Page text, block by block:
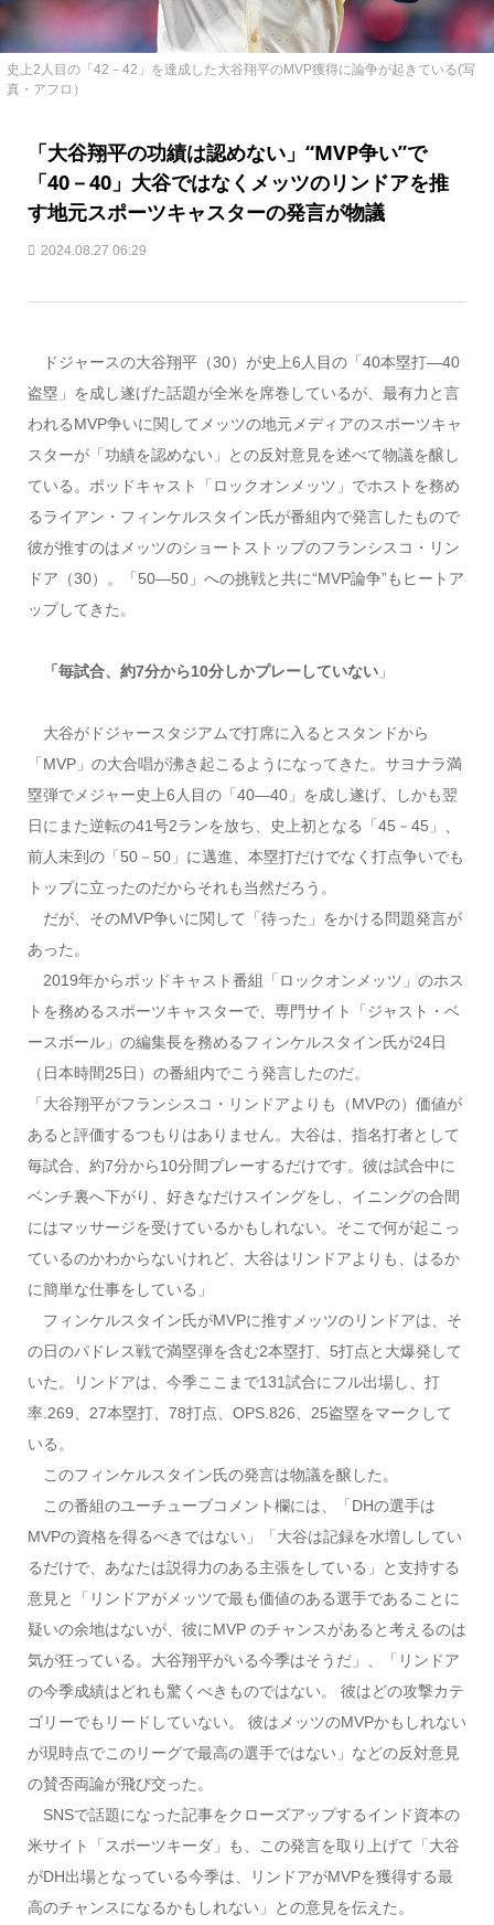
史上2人目の「42－42」を達成した大谷翔平のMVP獲得に論争が起きている(写
真・アフロ）
「大谷翔平の功績は認めない」“MVP争い”で
「40－40」大谷ではなくメッツのリンドアを推
す地元スポーツキャスターの発言が物議
2024.08.27 06:29
ドジャースの大谷翔平（30）が史上6人目の「40本塁打―40
盗塁」を成し遂げた話題が全米を席巻しているが、最有力と言
われるMVP争いに関してメッツの地元メディアのスポーツキャ
スターが「功績を認めない」との反対意見を述べて物議を醸し
ている。ポッドキャスト「ロックオンメッツ」でホストを務め
るライアン・フィンケルスタイン氏が番組内で発言したもので
彼が推すのはメッツのショートストップのフランシスコ・リン
ドア（30）。「50―50」への挑戦と共に“MVP論争”もヒートア
ップしてきた。
「毎試合、約7分から10分しかプレーしていない」
大谷がドジャースタジアムで打席に入るとスタンドから
「MVP」の大合唱が沸き起こるようになってきた。サヨナラ満
塁弾でメジャー史上6人目の「40―40」を成し遂げ、しかも翌
日にまた逆転の41号2ランを放ち、史上初となる「45－45」、
前人未到の「50－50」に邁進、本塁打だけでなく打点争いでも
トップに立ったのだからそれも当然だろう。
だが、そのMVP争いに関して「待った」をかける問題発言が
あった。
2019年からポッドキャスト番組「ロックオンメッツ」のホス
トを務めるスポーツキャスターで、専門サイト「ジャスト・ベ
ースボール」の編集長を務めるフィンケルスタイン氏が24日
（日本時間25日）の番組内でこう発言したのだ。
「大谷翔平がフランシスコ・リンドアよりも（MVPの）価値が
あると評価するつもりはありません。大谷は、指名打者として
毎試合、約7分から10分間プレーするだけです。彼は試合中に
ベンチ裏へ下がり、好きなだけスイングをし、イニングの合間
にはマッサージを受けているかもしれない。そこで何が起こっ
ているのかわからないけれど、大谷はリンドアよりも、はるか
に簡単な仕事をしている」
フィンケルスタイン氏がMVPに推すメッツのリンドアは、そ
の日のパドレス戦で満塁弾を含む2本塁打、5打点と大爆発して
いた。リンドアは、今季ここまで131試合にフル出場し、打
率.269、27本塁打、78打点、OPS.826、25盗塁をマークして
いる。
このフィンケルスタイン氏の発言は物議を醸した。
この番組のユーチューブコメント欄には、「DHの選手は
MVPの資格を得るべきではない」「大谷は記録を水増ししてい
るだけで、あなたは説得力のある主張をしている」と支持する
意見と「リンドアがメッツで最も価値のある選手であることに
疑いの余地はないが、彼にMVP のチャンスがあると考えるのは
気が狂っている。大谷翔平がいる今季はそうだ」、「リンドア
の今季成績はどれも驚くべきものではない。 彼はどの攻撃カテ
ゴリーでもリードしていない。 彼はメッツのMVPかもしれない
が現時点でこのリーグで最高の選手ではない」などの反対意見
の賛否両論が飛び交った。
SNSで話題になった記事をクローズアップするインド資本の
米サイト「スポーツキーダ」も、この発言を取り上げて「大谷
がDH出場となっている今季は、リンドアがMVPを獲得する最
高のチャンスになるかもしれない」との意見を伝えた。